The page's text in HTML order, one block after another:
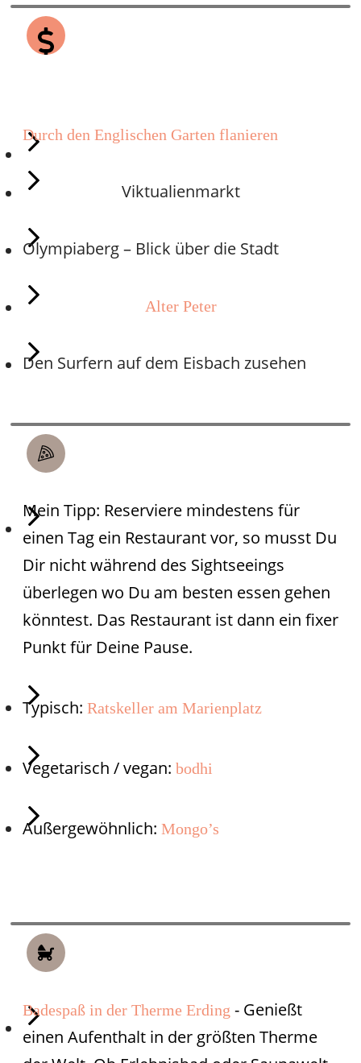
Durch den Englischen Garten flanieren
Viktualienmarkt
Olympiaberg – Blick über die Stadt
Alter Peter
Den Surfern auf dem Eisbach zusehen
Mein Tipp: Reserviere mindestens für
einen Tag ein Restaurant vor, so musst Du
Dir nicht während des Sightseeings
überlegen wo Du am besten essen gehen
könntest. Das Restaurant ist dann ein fixer
Punkt für Deine Pause.
Typisch: Ratskeller am Marienplatz
Vegetarisch / vegan: bodhi
Außergewöhnlich: Mongo’s
Badespaß in der Therme Erding - Genießt
einen Aufenthalt in der größten Therme